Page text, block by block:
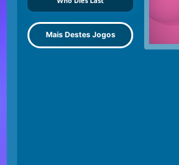
Mais Destes Jogos